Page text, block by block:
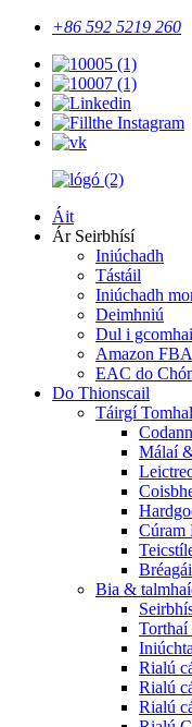
+86 592 5219 260
Áit
Ár Seirbhísí
Iniúchadh
Tástáil
Iniúchadh
Deimhniú
Dul i
Amazon FBA
EAC do
Do Thionscail
Táirgí
Málaí
Cúram
Bia &
Torthaí
Rialú
Rialú
Rialú